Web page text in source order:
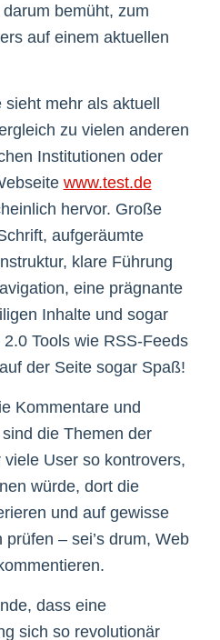
bemüht, zum
auf einem aktuellen
mehr als aktuell
zu vielen anderen
Institutionen oder
www.test.de
hervor. Große
aufgeräumte
klare Führung
eine prägnante
Inhalte und sogar
Tools wie RSS-Feeds
der Seite sogar Spaß!
Kommentare und
die Themen der
User so kontrovers,
würde, dort die
und auf gewisse
– sei’s drum, Web
dass eine
sich so revolutionär